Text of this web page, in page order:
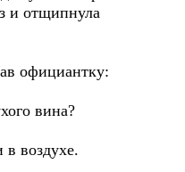
и отщипнула
официантку:
вина?
воздухе.